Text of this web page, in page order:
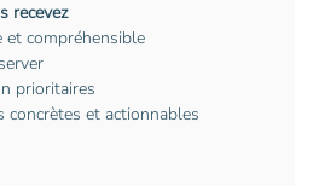
recevez
compréhensible
prioritaires
concrètes et actionnables